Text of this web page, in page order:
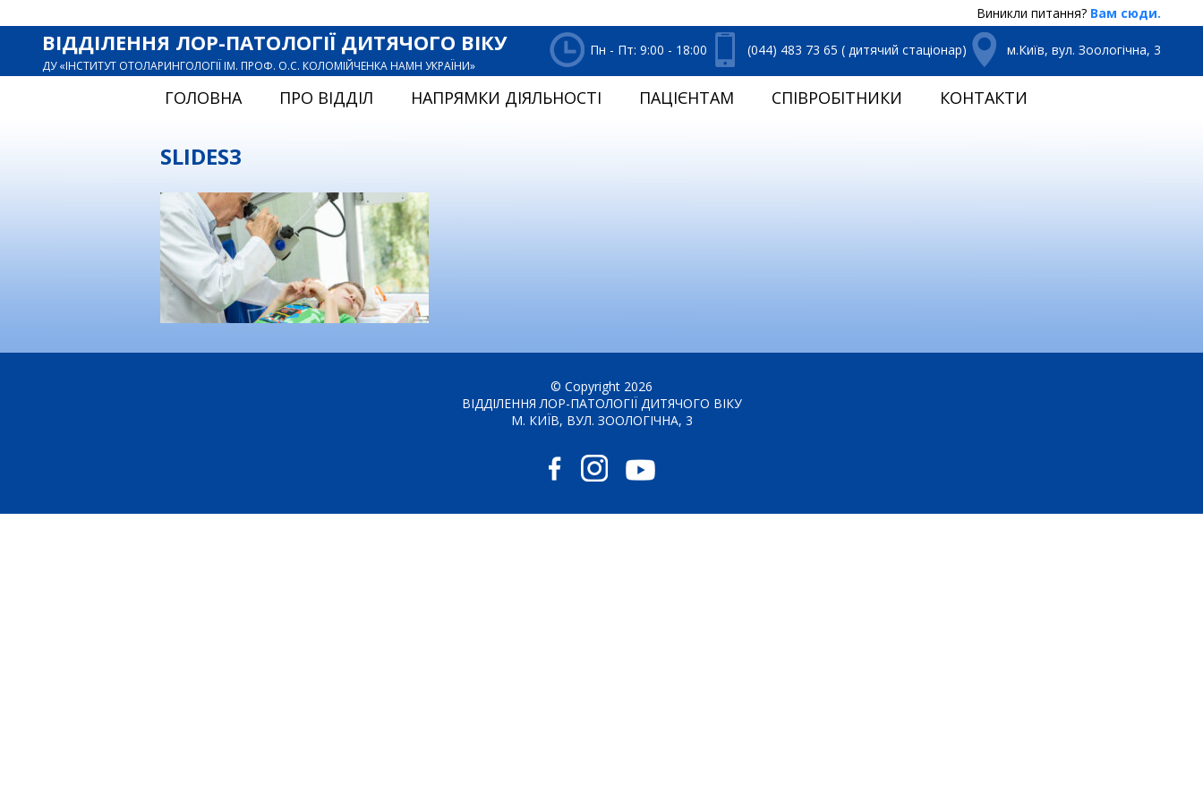
Виникли питання? Вам сюди.
ВІДДІЛЕННЯ ЛОР-ПАТОЛОГІЇ ДИТЯЧОГО ВІКУ
ДУ «ІНСТИТУТ ОТОЛАРИНГОЛОГІЇ ІМ. ПРОФ. О.С. КОЛОМІЙЧЕНКА НАМН УКРАЇНИ»
м.Київ, вул. Зоологічна, 3
(044) 483 73 65 ( дитячий стаціонар)
Пн - Пт: 9:00 - 18:00
ГОЛОВНА ПРО ВІДДІЛ НАПРЯМКИ ДІЯЛЬНОСТІ ПАЦІЄНТАМ СПІВРОБІТНИКИ КОНТАКТИ
SLIDES3
© Copyright 2026
ВІДДІЛЕННЯ ЛОР-ПАТОЛОГІЇ ДИТЯЧОГО ВІКУ
М. КИЇВ, ВУЛ. ЗООЛОГІЧНА, 3